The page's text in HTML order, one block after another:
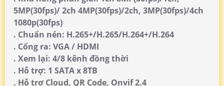
5MP(30fps)/ 2ch 4MP(30fps)/2ch, 3MP(30fps)/4ch
1080p(30fps)
. Chuẩn nén: H.265+/H.265/H.264+/H.264
. Cổng ra: VGA / HDMI
. Xem lại: 4/8 kênh đồng thời
. Hỗ trợ: 1 SATA x 8TB
. Hỗ trợ Cloud, QR Code, Onvif 2.4